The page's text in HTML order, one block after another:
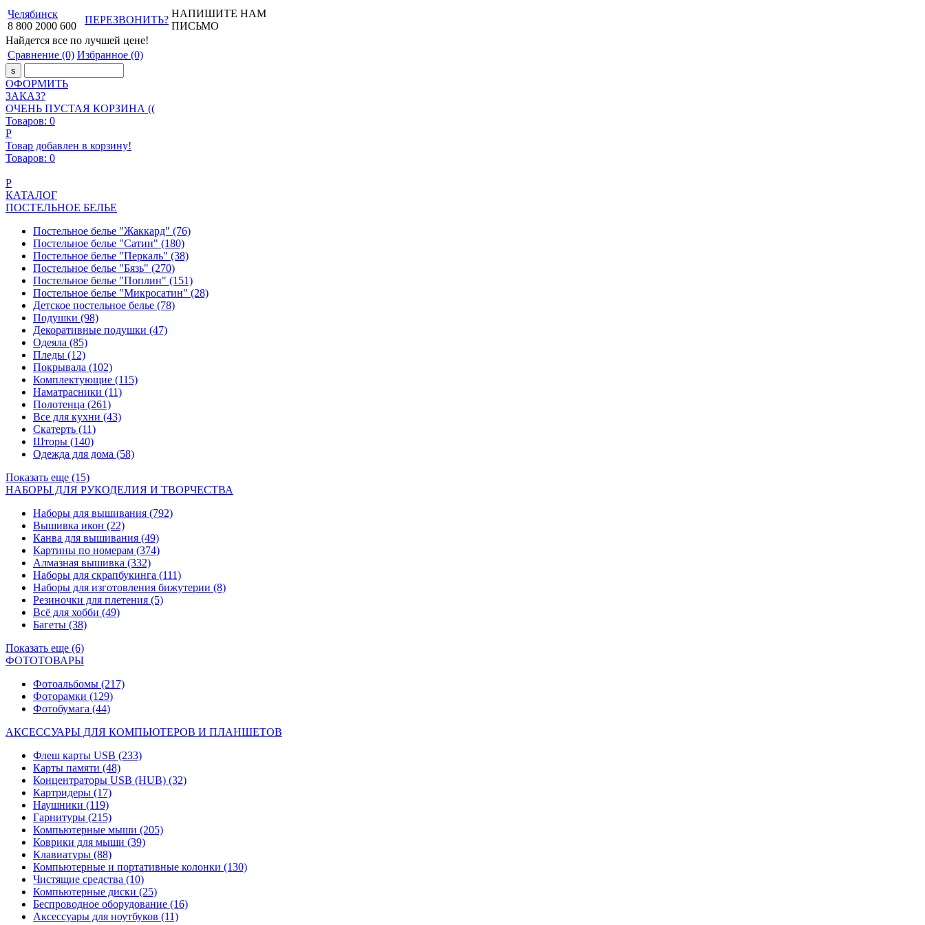
Челябинск
8 800 2000 600
ПЕРЕЗВОНИТЬ?
НАПИШИТЕ НАМ
ПИСЬМО
Найдется все по лучшей цене!
Сравнение (0) Избранное (0)
ОФОРМИТЬ
ЗАКАЗ?
ОЧЕНЬ ПУСТАЯ КОРЗИНА ((
Товаров: 0
Р
Товар добавлен в корзину!
Товаров: 0
Р
КАТАЛОГ
ПОСТЕЛЬНОЕ БЕЛЬЕ
Постельное белье "Жаккард" (76)
Постельное белье "Сатин" (180)
Постельное белье "Перкаль" (38)
Постельное белье "Бязь" (270)
Постельное белье "Поплин" (151)
Постельное белье "Микросатин" (28)
Детское постельное белье (78)
Подушки (98)
Декоративные подушки (47)
Одеяла (85)
Пледы (12)
Покрывала (102)
Комплектующие (115)
Наматрасники (11)
Полотенца (261)
Все для кухни (43)
Скатерть (11)
Шторы (140)
Одежда для дома (58)
Показать еще (15)
НАБОРЫ ДЛЯ РУКОДЕЛИЯ И ТВОРЧЕСТВА
Наборы для вышивания (792)
Вышивка икон (22)
Канва для вышивания (49)
Картины по номерам (374)
Алмазная вышивка (332)
Наборы для скрапбукинга (111)
Наборы для изготовления бижутерии (8)
Резиночки для плетения (5)
Всё для хобби (49)
Багеты (38)
Показать еще (6)
ФОТОТОВАРЫ
Фотоальбомы (217)
Фоторамки (129)
Фотобумага (44)
АКСЕССУАРЫ ДЛЯ КОМПЬЮТЕРОВ И ПЛАНШЕТОВ
Флеш карты USB (233)
Карты памяти (48)
Концентраторы USB (HUB) (32)
Картридеры (17)
Наушники (119)
Гарнитуры (215)
Компьютерные мыши (205)
Коврики для мыши (39)
Клавиатуры (88)
Компьютерные и портативные колонки (130)
Чистящие средства (10)
Компьютерные диски (25)
Беспроводное оборудование (16)
Аксессуары для ноутбуков (11)